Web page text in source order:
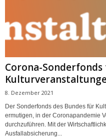
Corona-
8. Dezember 2021
Der Sonderfonds des Bundes für
ermutigen, in der Coronapandemie
durchzuführen. Mit der
Ausfallabsicherung...